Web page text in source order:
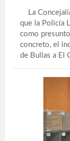
La
que la Policía
como
concreto, el
de Bullas a El